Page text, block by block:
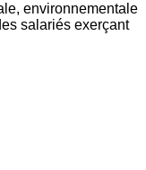
environnementale
salariés exerçant